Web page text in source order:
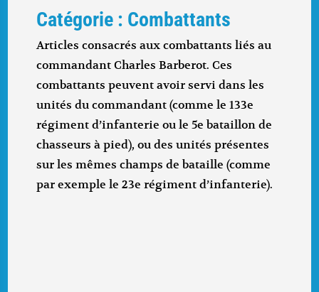
Catégorie : Combattants
Articles consacrés aux combattants liés au
commandant Charles Barberot. Ces
combattants peuvent avoir servi dans les
unités du commandant (comme le 133e
régiment d’infanterie ou le 5e bataillon de
chasseurs à pied), ou des unités présentes
sur les mêmes champs de bataille (comme
par exemple le 23e régiment d’infanterie).